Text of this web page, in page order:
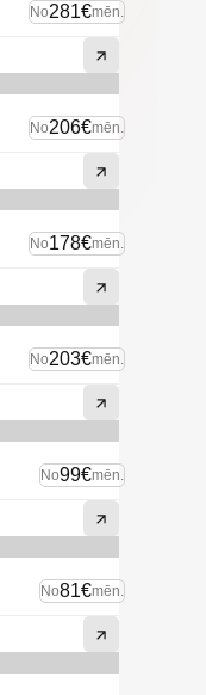
No281€mēn.
No206€mēn.
No178€mēn.
No203€mēn.
No99€mēn.
No81€mēn.